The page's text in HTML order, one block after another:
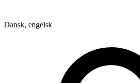
Dansk, engelsk